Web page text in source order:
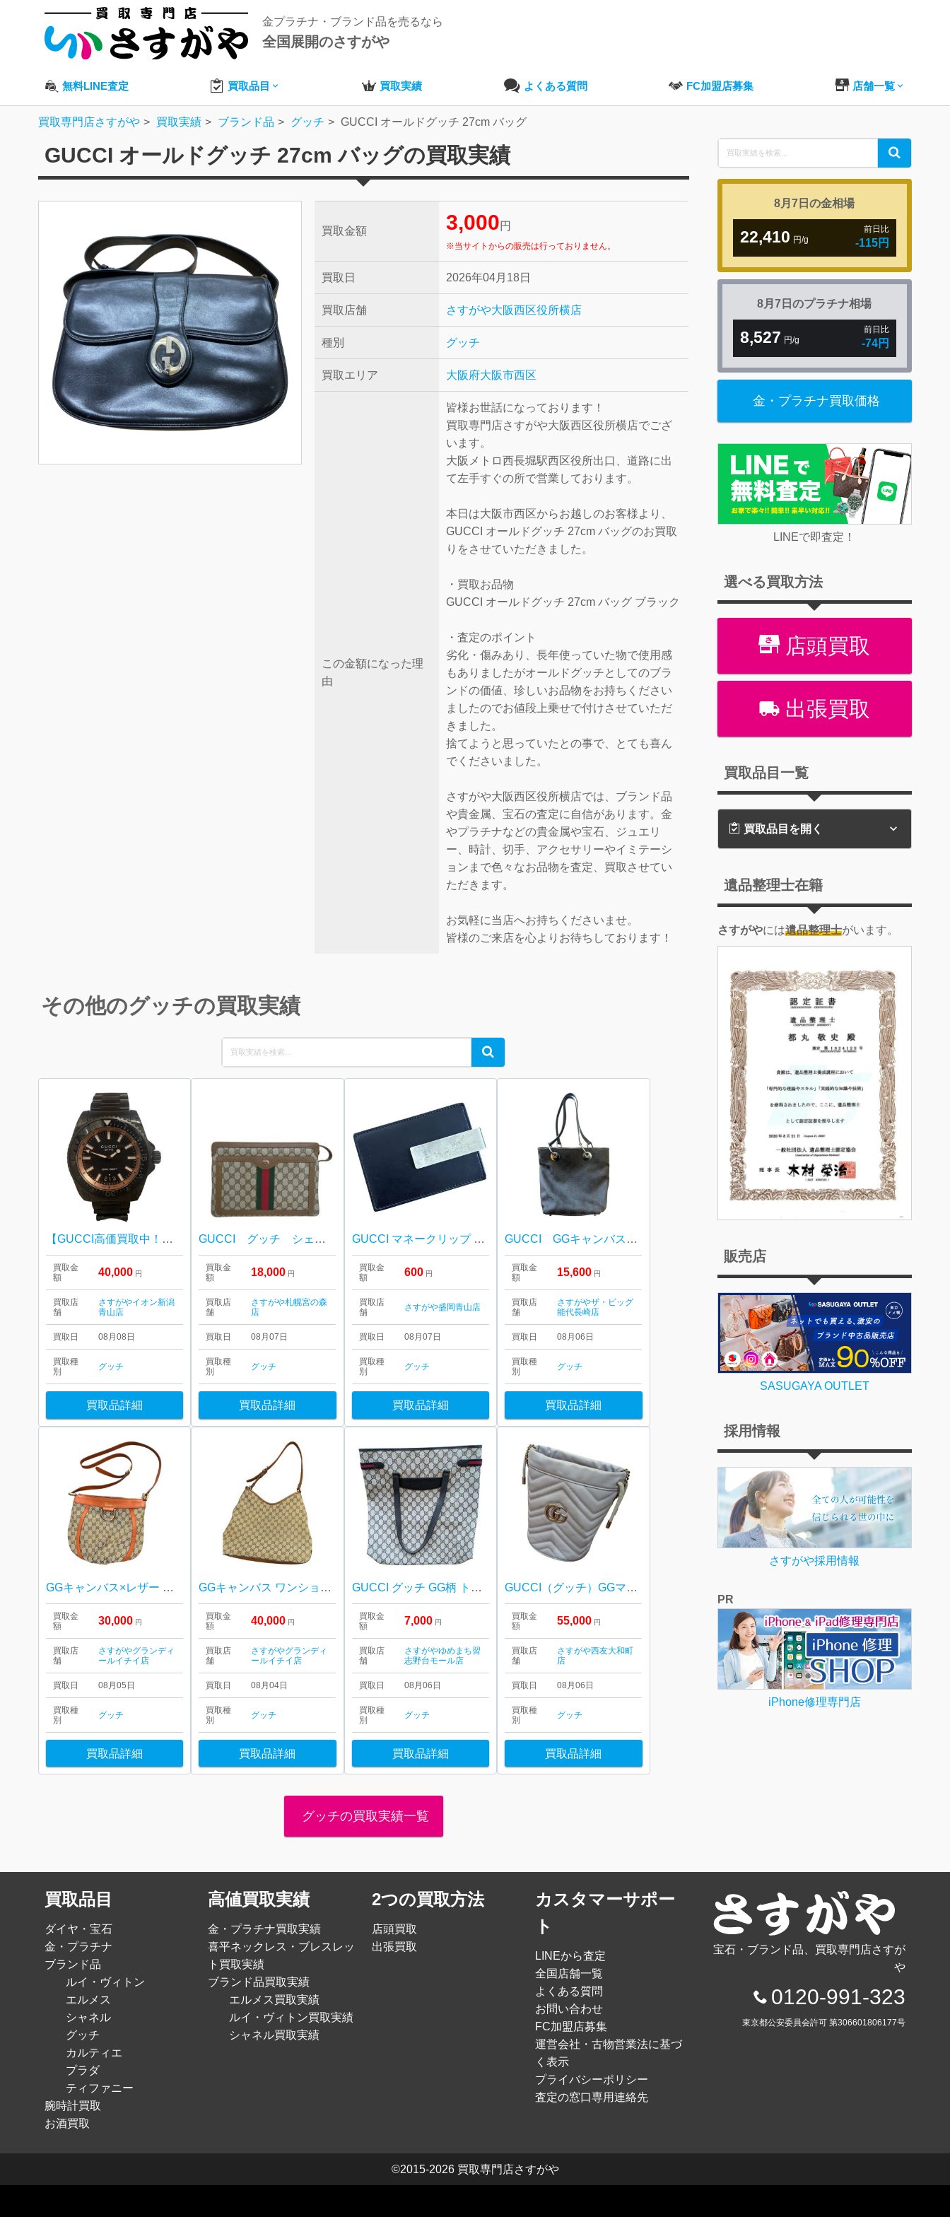
金プラチナ・ブランド品を売るなら
全国展開のさすがや
無料LINE査定 買取品目 買取実績 よくある質問 FC加盟店募集 店舗一覧
買取専門店さすがや 買取実績 ブランド品 グッチ GUCCI オールドグッチ 27cm バッグ
GUCCI オールドグッチ 27cm バッグの買取実績
買取金額 3,000 円
※当サイトからの販売は行っておりません。
買取日 2026年04月18日
買取店舗 さすがや大阪西区役所横店
種別 グッチ
買取エリア 大阪府大阪市西区
この金額になった理
由
皆様お世話になっております！
買取専門店さすがや大阪西区役所横店でござ
います。
大阪メトロ西長堀駅西区役所出口、道路に出
て左手すぐの所で営業しております。
本日は大阪市西区からお越しのお客様より、
GUCCI オールドグッチ 27cm バッグのお買取
りをさせていただきました。
・買取お品物
GUCCI オールドグッチ 27cm バッグ ブラック
・査定のポイント
劣化・傷みあり、長年使っていた物で使用感
もありましたがオールドグッチとしてのブラ
ンドの価値、珍しいお品物をお持ちください
ましたのでお値段上乗せで付けさせていただ
きました。
捨てようと思っていたとの事で、とても喜ん
でくださいました。
さすがや大阪西区役所横店では、ブランド品
や貴金属、宝石の査定に自信があります。金
やプラチナなどの貴金属や宝石、ジュエリ
ー、時計、切手、アクセサリーやイミテーシ
ョンまで色々なお品物を査定、買取させてい
ただきます。
お気軽に当店へお持ちくださいませ。
皆様のご来店を心よりお待ちしております！
その他のグッチの買取実績
Search
for:
Search
【GUCCI高価買取中！】GUCCI グッチ ダイヴ（DIVE)
買取金
額
40,000 円
買取店
舗
さすがやイオン新潟
青山店
買取日 08月08日
買取種
別
グッチ
買取品詳細
GUCCI グッチ シェリーライン オールドグッチ ショルダーバッグ
買取金
額
18,000 円
買取店
舗
さすがや札幌宮の森
店
買取日 08月07日
買取種
別
グッチ
買取品詳細
GUCCI マネークリップ カード入れ ブランド 小物
買取金
額
600 円
買取店
舗
さすがや盛岡青山店
買取日 08月07日
買取種
別
グッチ
買取品詳細
GUCCI GGキャンバス バッグ 買取り
買取金
額
15,600 円
買取店
舗
さすがやザ・ビッグ
能代長崎店
買取日 08月06日
買取種
別
グッチ
買取品詳細
GGキャンバス×レザー アビー Dリング ショルダーバッグをお買取りいたしました！
買取金
額
30,000 円
買取店
舗
さすがやグランディ
ールイチイ店
買取日 08月05日
買取種
別
グッチ
買取品詳細
GGキャンバス ワンショルダーバッグをお買取りいたしました！
買取金
額
40,000 円
買取店
舗
さすがやグランディ
ールイチイ店
買取日 08月04日
買取種
別
グッチ
買取品詳細
GUCCI グッチ GG柄 トートバッグ
買取金
額
7,000 円
買取店
舗
さすがやゆめまち習
志野台モール店
買取日 08月06日
買取種
別
グッチ
買取品詳細
GUCCI（グッチ）GGマーモント バケットバッグ
買取金
額
55,000 円
買取店
舗
さすがや西友大和町
店
買取日 08月06日
買取種
別
グッチ
買取品詳細
グッチの買取実績一覧
Search
for:
Search
8月7日の金相場
22,410 円/g
前日比
-115円
8月7日のプラチナ相場
8,527 円/g
前日比
-74円
金・プラチナ買取価格
LINEで即査定！
選べる買取方法
店頭買取
出張買取
買取品目一覧
買取品目を開く
遺品整理士在籍
さすがやには遺品整理士がいます。
販売店
SASUGAYA OUTLET
採用情報
さすがや採用情報
PR
iPhone修理専門店
買取品目
ダイヤ・宝石
金・プラチナ
ブランド品
ルイ・ヴィトン
エルメス
シャネル
グッチ
カルティエ
プラダ
ティファニー
腕時計買取
お酒買取
高値買取実績
金・プラチナ買取実績
喜平ネックレス・ブレスレッ
ト買取実績
ブランド品買取実績
エルメス買取実績
ルイ・ヴィトン買取実績
シャネル買取実績
2つの買取方法
店頭買取
出張買取
カスタマーサポー
ト
LINEから査定
全国店舗一覧
よくある質問
お問い合わせ
FC加盟店募集
運営会社・古物営業法に基づ
く表示
プライバシーポリシー
査定の窓口専用連絡先
宝石・ブランド品、買取専門店さすが
や
0120-991-323
東京都公安委員会許可 第306601806177号
©2015-2026 買取専門店さすがや